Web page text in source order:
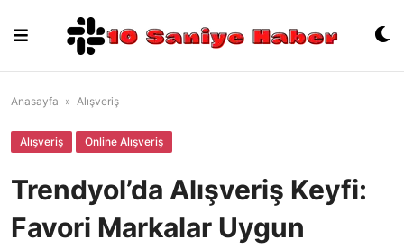
content
Anasayfa » Alışveriş
Alışveriş Online Alışveriş
Trendyol’da Alışveriş Keyfi:
Favori Markalar Uygun